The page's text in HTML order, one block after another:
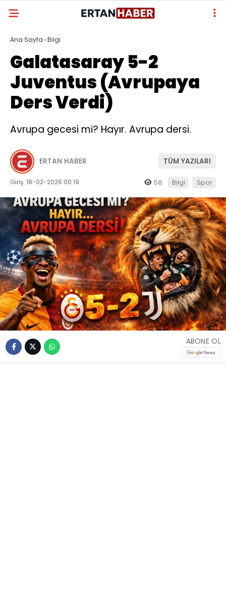
Ana Sayfa ›Bilgi
Galatasaray 5-2
Juventus (Avrupaya
Ders Verdi)
Avrupa gecesi mi? Hayır. Avrupa dersi.
ERTAN HABER TÜM YAZILARI
Giriş: 18-02-2026 00:19 58 Bilgi Spor
ABONE OL